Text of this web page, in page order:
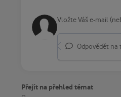
Odpovědět na
Přejít na přehled témat